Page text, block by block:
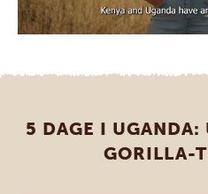
5 DAGE I UGANDA:
GORILLA-